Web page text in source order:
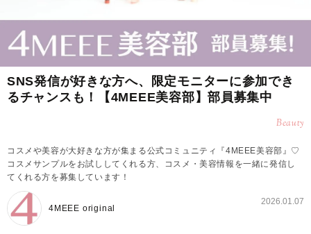
SNS発信が好きな方へ、限定モニターに参加でき
るチャンスも！【4MEEE美容部】部員募集中
Beauty
コスメや美容が大好きな方が集まる公式コミュニティ『4MEEE美容部』♡
コスメサンプルをお試ししてくれる方、コスメ・美容情報を一緒に発信し
てくれる方を募集しています！
4MEEE original
2026.01.07